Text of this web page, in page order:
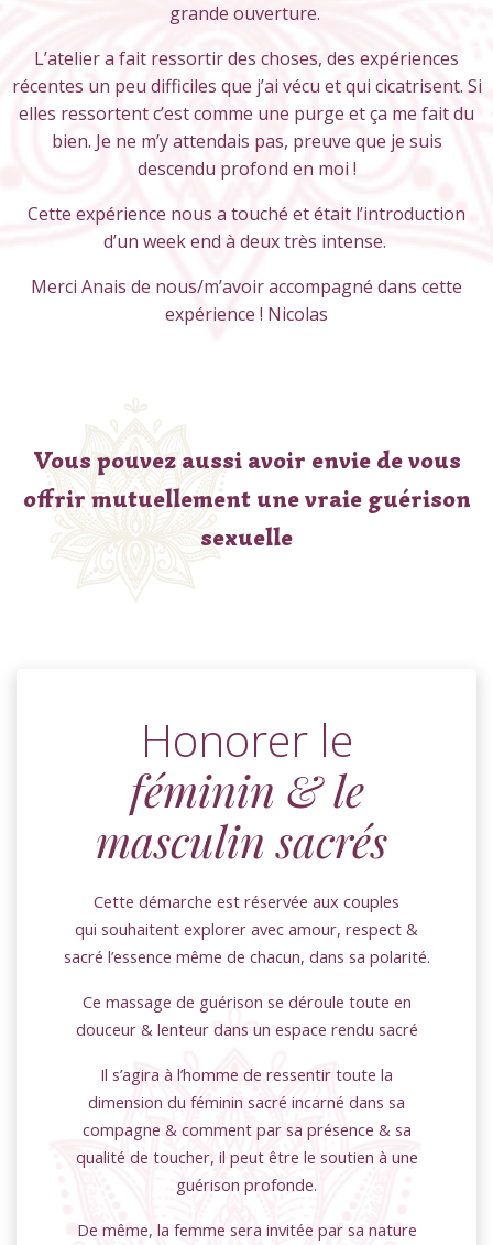
grande ouverture.
L’atelier a fait ressortir des choses, des expériences
récentes un peu difficiles que j’ai vécu et qui cicatrisent. Si
elles ressortent c’est comme une purge et ça me fait du
bien. Je ne m’y attendais pas, preuve que je suis
descendu profond en moi !
Cette expérience nous a touché et était l’introduction
d’un week end à deux très intense.
Merci Anais de nous/m’avoir accompagné dans cette
expérience ! Nicolas
Vous pouvez aussi avoir envie de vous
offrir mutuellement une vraie guérison
sexuelle
Honorer le
féminin & le
masculin sacrés
Cette démarche est réservée aux couples
qui souhaitent explorer avec amour, respect &
sacré l’essence même de chacun, dans sa polarité.
Ce massage de guérison se déroule toute en
douceur & lenteur dans un espace rendu sacré
Il s’agira à l’homme de ressentir toute la
dimension du féminin sacré incarné dans sa
compagne & comment par sa présence & sa
qualité de toucher, il peut être le soutien à une
guérison profonde.
De même, la femme sera invitée par sa nature